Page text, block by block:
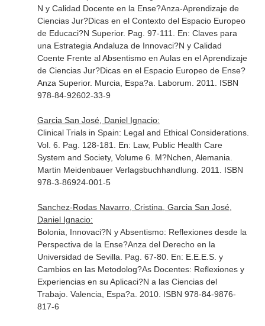
N y Calidad Docente en la Ense?Anza-Aprendizaje de
Ciencias Jur?Dicas en el Contexto del Espacio Europeo
de Educaci?N Superior. Pag. 97-111. En: Claves para
una Estrategia Andaluza de Innovaci?N y Calidad
Coente Frente al Absentismo en Aulas en el Aprendizaje
de Ciencias Jur?Dicas en el Espacio Europeo de Ense?
Anza Superior. Murcia, Espa?a. Laborum. 2011. ISBN
978-84-92602-33-9
Garcia San José, Daniel Ignacio:
Clinical Trials in Spain: Legal and Ethical Considerations.
Vol. 6. Pag. 128-181. En: Law, Public Health Care
System and Society, Volume 6 . M?Nchen, Alemania.
Martin Meidenbauer Verlagsbuchhandlung. 2011. ISBN
978-3-86924-001-5
Sanchez-Rodas Navarro, Cristina, Garcia San José,
Daniel Ignacio:
Bolonia, Innovaci?N y Absentismo: Reflexiones desde la
Perspectiva de la Ense?Anza del Derecho en la
Universidad de Sevilla. Pag. 67-80. En: E.E.E.S. y
Cambios en las Metodolog?As Docentes: Reflexiones y
Experiencias en su Aplicaci?N a las Ciencias del
Trabajo. Valencia, Espa?a. 2010. ISBN 978-84-9876-
817-6